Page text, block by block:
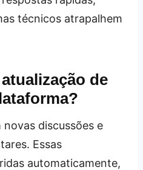
técnicos atrapalhem
de
discussões e
Essas
automaticamente,